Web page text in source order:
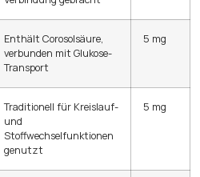
Enthält Corosolsäure,
verbunden mit Glukose-
Transport
5 mg
Traditionell für Kreislauf-
und
Stoffwechselfunktionen
genutzt
5 mg